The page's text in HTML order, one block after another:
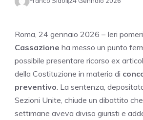
Roma, 24 gennaio 2026 – Ieri
Cassazione ha messo un punto
possibile presentare ricorso ex
della Costituzione in materia di
preventivo . La sentenza,
Sezioni Unite, chiude un dibattito
settimane aveva diviso giuristi e